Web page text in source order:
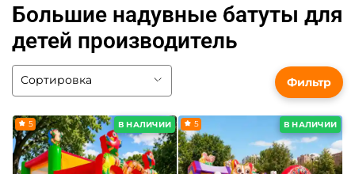
Большие надувные батуты для
детей производитель
В НАЛИЧИИ
5 В НАЛИЧИИ
5
Фильтр